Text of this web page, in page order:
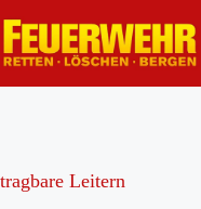
Inhalt
springen
tragbare Leitern